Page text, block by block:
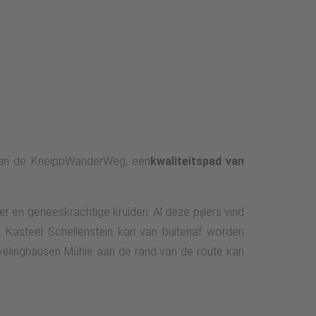
de KneippWanderWeg, een kwaliteitspad van
en geneeskrachtige kruiden. Al deze pijlers vind
Schellenstein kan van buitenaf worden
Mühle aan de rand van de route kan